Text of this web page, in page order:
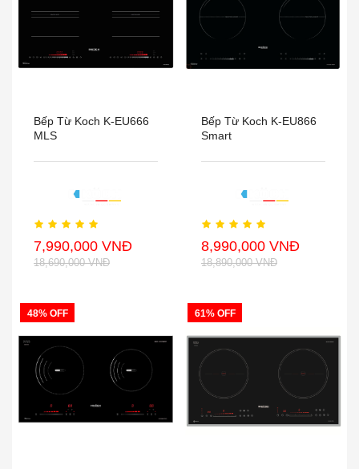
Bếp Từ Koch K-EU666
MLS
7,990,000 VNĐ
18,690,000 VNĐ
Bếp Từ Koch K-EU866
Smart
8,990,000 VNĐ
18,890,000 VNĐ
48% OFF 61% OFF